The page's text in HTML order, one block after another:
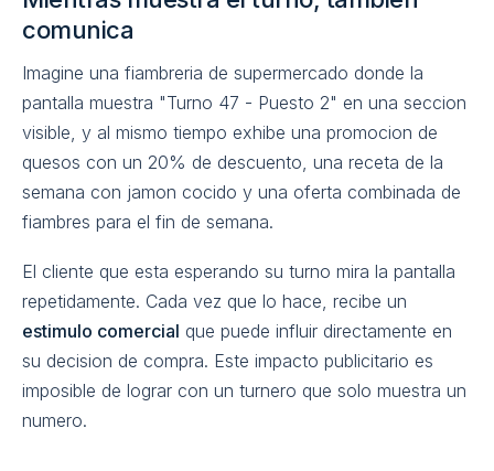
comunica
Imagine una fiambreria de supermercado donde la
pantalla muestra "Turno 47 - Puesto 2" en una seccion
visible, y al mismo tiempo exhibe una promocion de
quesos con un 20% de descuento, una receta de la
semana con jamon cocido y una oferta combinada de
fiambres para el fin de semana.
El cliente que esta esperando su turno mira la pantalla
repetidamente. Cada vez que lo hace, recibe un
estimulo comercial que puede influir directamente en
su decision de compra. Este impacto publicitario es
imposible de lograr con un turnero que solo muestra un
numero.